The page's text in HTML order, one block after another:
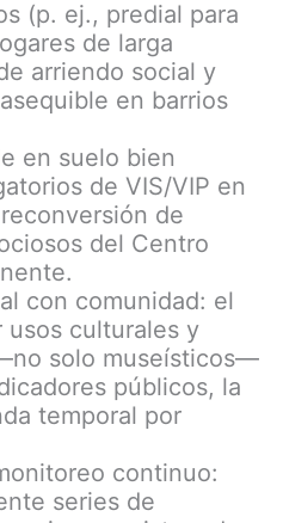
(p. ej., predial para
de larga
arriendo social y
en barrios
en suelo bien
de VIS/VIP en
de
del Centro
con comunidad: el
usos culturales y
solo museísticos—
públicos, la
temporal por
continuo:
series de